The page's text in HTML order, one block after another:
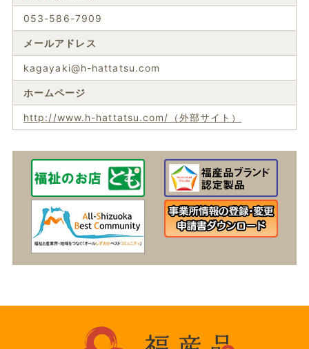
053-586-7909
メールアドレス
kagayaki@h-hattatsu.com
ホームページ
http://www.h-hattatsu.com/（外部サイト）